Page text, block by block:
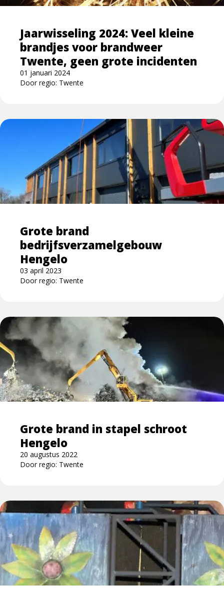
Jaarwisseling 2024: Veel kleine
brandjes voor brandweer
Twente, geen grote incidenten
01 januari 2024
Door regio: Twente
brandweer
Twente,
grote
incidenten
Grote brand
bedrijfsverzamelgebouw
Hengelo
03 april 2023
Door regio: Twente
Lees
bedrijfsverzamelgebouw
Hengelo
Grote brand in stapel schroot
Hengelo
20 augustus 2022
Door regio: Twente
Lees
meer
over
Grote
brand
in
stapel
Lees
meer
over
Grote
brand
carnavalshal
Oldenzaal